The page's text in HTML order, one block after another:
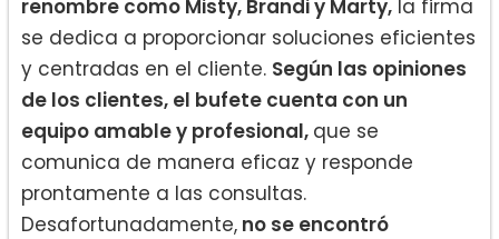
renombre como Misty, Brandi y Marty, la firma
se dedica a proporcionar soluciones eficientes
y centradas en el cliente. Según las opiniones
de los clientes, el bufete cuenta con un
equipo amable y profesional, que se
comunica de manera eficaz y responde
prontamente a las consultas.
Desafortunadamente, no se encontró